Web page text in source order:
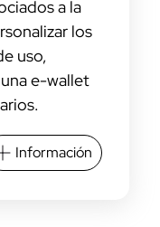
a la
los
uso,
e-wallet
Información